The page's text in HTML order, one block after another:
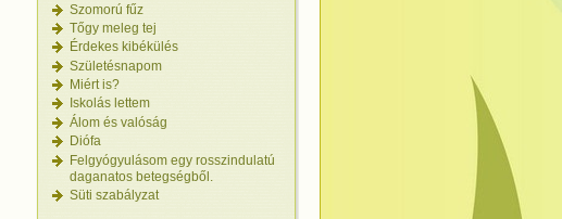
Szomorú fűz
Tőgy meleg tej
Érdekes kibékülés
Születésnapom
Miért is?
Iskolás lettem
Álom és valóság
Diófa
Felgyógyulásom egy rosszindulatú
daganatos betegségből.
Süti szabályzat